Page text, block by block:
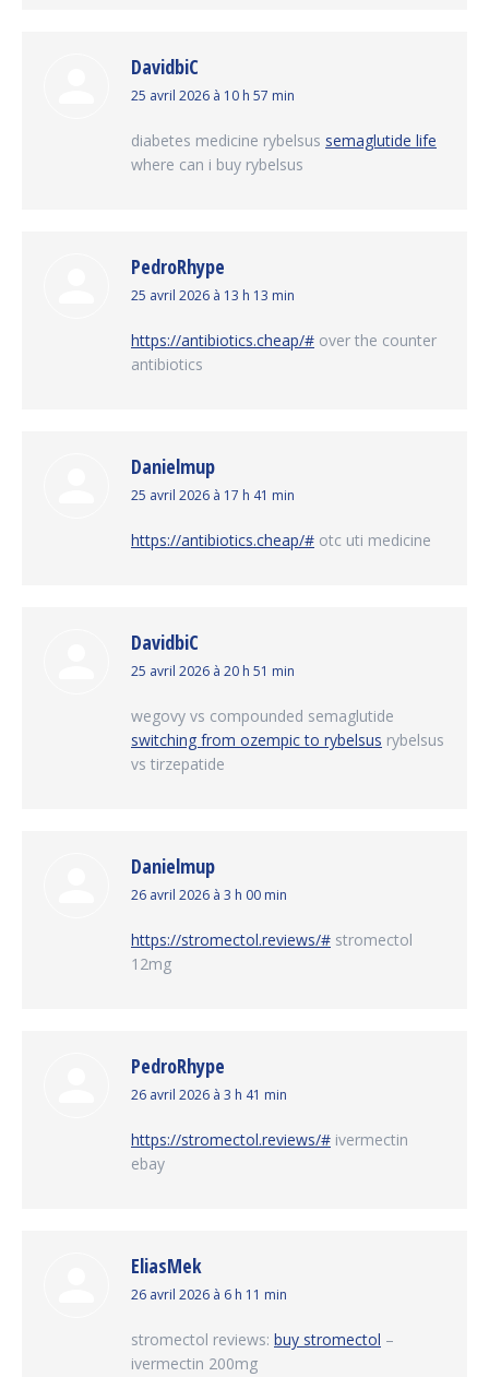
DavidbiC
dit
25 avril 2026 à 10 h 57 min
diabetes medicine rybelsus semaglutide life
where can i buy rybelsus
PedroRhype
dit
25 avril 2026 à 13 h 13 min
https://antibiotics.cheap/# over the counter
antibiotics
Danielmup
dit
25 avril 2026 à 17 h 41 min
https://antibiotics.cheap/# otc uti medicine
DavidbiC
dit
25 avril 2026 à 20 h 51 min
wegovy vs compounded semaglutide
switching from ozempic to rybelsus rybelsus
vs tirzepatide
Danielmup
dit
26 avril 2026 à 3 h 00 min
https://stromectol.reviews/# stromectol
12mg
PedroRhype
dit
26 avril 2026 à 3 h 41 min
https://stromectol.reviews/# ivermectin
ebay
EliasMek
dit
26 avril 2026 à 6 h 11 min
stromectol reviews: buy stromectol –
ivermectin 200mg